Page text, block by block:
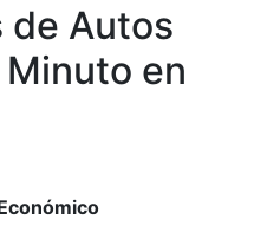
de Autos
en